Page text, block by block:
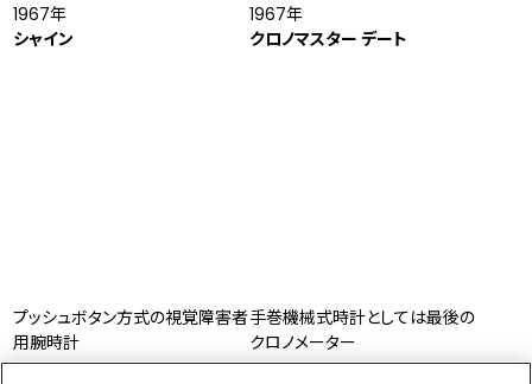
1967年
シャイン
プッシュボタン方式の視覚障害者
用腕時計
1967年
クロノマスター デート
手巻機械式時計としては最後の
クロノメーター